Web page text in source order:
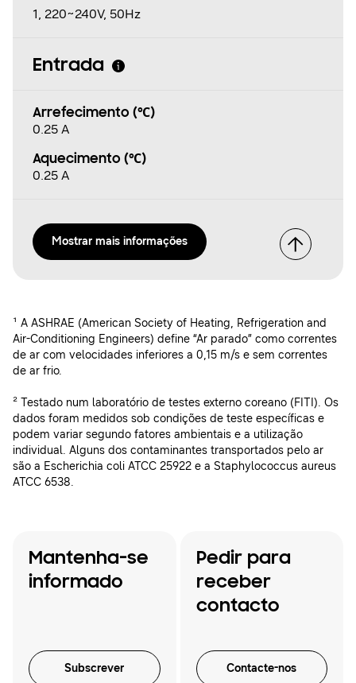
1, 220~240V, 50Hz
Entrada
Arrefecimento (℃)
0.25 A
Aquecimento (℃)
0.25 A
Mostrar mais informações
¹ A ASHRAE (American Society of Heating, Refrigeration and
Air-Conditioning Engineers) define “Ar parado” como correntes
de ar com velocidades inferiores a 0,15 m/s e sem correntes
de ar frio.
² Testado num laboratório de testes externo coreano (FITI). Os
dados foram medidos sob condições de teste específicas e
podem variar segundo fatores ambientais e a utilização
individual. Alguns dos contaminantes transportados pelo ar
são a Escherichia coli ATCC 25922 e a Staphylococcus aureus
ATCC 6538.
Mantenha-se
informado
Subscrever
Pedir para
receber
contacto
Contacte-nos